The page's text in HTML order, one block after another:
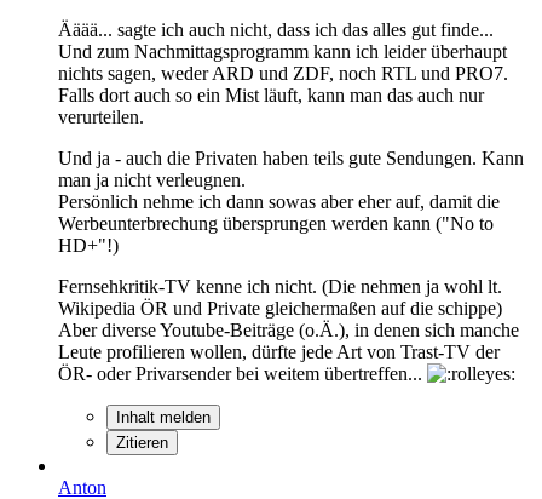
Ääää... sagte ich auch nicht, dass ich das alles gut finde...
Und zum Nachmittagsprogramm kann ich leider überhaupt
nichts sagen, weder ARD und ZDF, noch RTL und PRO7.
Falls dort auch so ein Mist läuft, kann man das auch nur
verurteilen.
Und ja - auch die Privaten haben teils gute Sendungen. Kann
man ja nicht verleugnen.
Persönlich nehme ich dann sowas aber eher auf, damit die
Werbeunterbrechung übersprungen werden kann ("No to
HD+"!)
Fernsehkritik-TV kenne ich nicht. (Die nehmen ja wohl lt.
Wikipedia ÖR und Private gleichermaßen auf die schippe)
Aber diverse Youtube-Beiträge (o.Ä.), in denen sich manche
Leute profilieren wollen, dürfte jede Art von Trast-TV der
ÖR- oder Privarsender bei weitem übertreffen...
Inhalt melden
Zitieren
Anton